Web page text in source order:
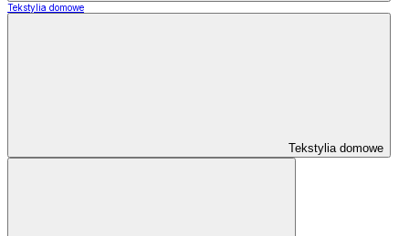
Tekstylia domowe
Tekstylia domowe